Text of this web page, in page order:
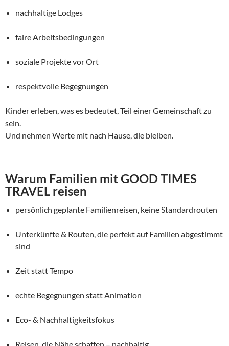
nachhaltige Lodges
faire Arbeitsbedingungen
soziale Projekte vor Ort
respektvolle Begegnungen
Kinder erleben, was es bedeutet, Teil einer Gemeinschaft zu
sein.
Und nehmen Werte mit nach Hause, die bleiben.
Warum Familien mit GOOD TIMES
TRAVEL reisen
persönlich geplante Familienreisen, keine Standardrouten
Unterkünfte & Routen, die perfekt auf Familien abgestimmt
sind
Zeit statt Tempo
echte Begegnungen statt Animation
Eco- & Nachhaltigkeitsfokus